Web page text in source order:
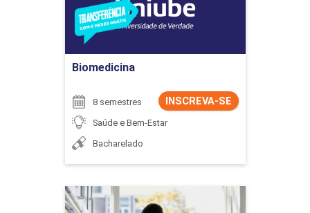
Biomedicina
INSCREVA-SE
8 semestres
Saúde e Bem-Estar
Bacharelado
Ir para Inscrição
Biomedicina